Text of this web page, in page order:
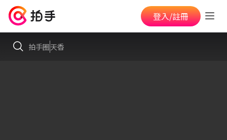
登入/註冊
拍手圈天香